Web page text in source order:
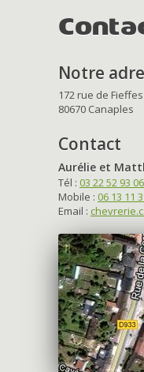
Notre
172 rue de Fieffes
80670 Canaples
Contact
Aurélie et
Tél : 03 22 52 93 06
Mobile : 06 13 11
Email :